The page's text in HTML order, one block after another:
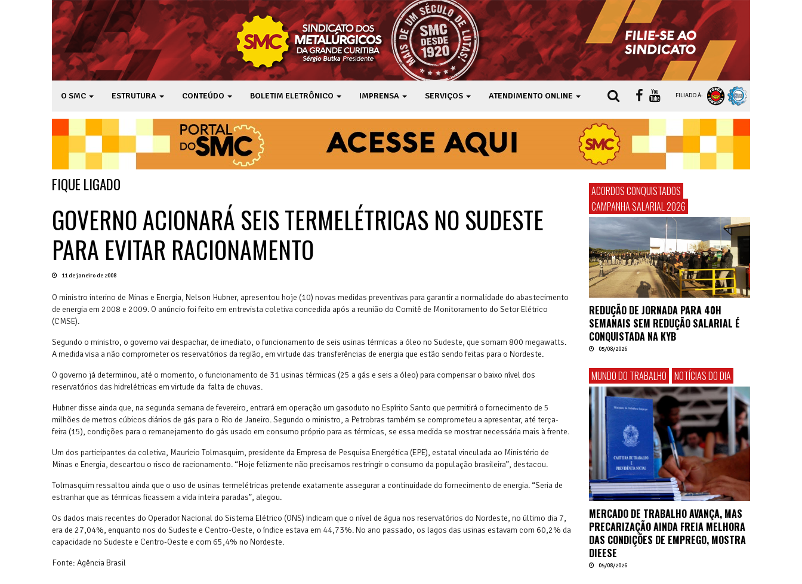
O SMC ESTRUTURA CONTEÚDO BOLETIM ELETRÔNICO IMPRENSA SERVIÇOS ATENDIMENTO ONLINE FILIADO À:
FIQUE LIGADO
GOVERNO ACIONARÁ SEIS TERMELÉTRICAS NO SUDESTE
PARA EVITAR RACIONAMENTO
11 de janeiro de 2008
O ministro interino de Minas e Energia, Nelson Hubner, apresentou hoje (10) novas medidas preventivas para garantir a normalidade do abastecimento
de energia em 2008 e 2009. O anúncio foi feito em entrevista coletiva concedida após a reunião do Comitê de Monitoramento do Setor Elétrico
(CMSE).
Segundo o ministro, o governo vai despachar, de imediato, o funcionamento de seis usinas térmicas a óleo no Sudeste, que somam 800 megawatts.
A medida visa a não comprometer os reservatórios da região, em virtude das transferências de energia que estão sendo feitas para o Nordeste.
O governo já determinou, até o momento, o funcionamento de 31 usinas térmicas (25 a gás e seis a óleo) para compensar o baixo nível dos
reservatórios das hidrelétricas em virtude da falta de chuvas.
Hubner disse ainda que, na segunda semana de fevereiro, entrará em operação um gasoduto no Espírito Santo que permitirá o fornecimento de 5
milhões de metros cúbicos diários de gás para o Rio de Janeiro. Segundo o ministro, a Petrobras também se comprometeu a apresentar, até terça-
feira (15), condições para o remanejamento do gás usado em consumo próprio para as térmicas, se essa medida se mostrar necessária mais à frente.
Um dos participantes da coletiva, Maurício Tolmasquim, presidente da Empresa de Pesquisa Energética (EPE), estatal vinculada ao Ministério de
Minas e Energia, descartou o risco de racionamento. “Hoje felizmente não precisamos restringir o consumo da população brasileira”, destacou.
Tolmasquim ressaltou ainda que o uso de usinas termelétricas pretende exatamente assegurar a continuidade do fornecimento de energia. “Seria de
estranhar que as térmicas ficassem a vida inteira paradas”, alegou.
Os dados mais recentes do Operador Nacional do Sistema Elétrico (ONS) indicam que o nível de água nos reservatórios do Nordeste, no último dia 7,
era de 27,04%, enquanto nos do Sudeste e Centro-Oeste, o índice estava em 44,73%. No ano passado, os lagos das usinas estavam com 60,2% da
capacidade no Sudeste e Centro-Oeste e com 65,4% no Nordeste.
Fonte: Agência Brasil
ACORDOS CONQUISTADOS
CAMPANHA SALARIAL 2026
REDUÇÃO DE JORNADA PARA 40H
SEMANAIS SEM REDUÇÃO SALARIAL É
CONQUISTADA NA KYB
05/08/2026
MUNDO DO TRABALHO NOTÍCIAS DO DIA
MERCADO DE TRABALHO AVANÇA, MAS
PRECARIZAÇÃO AINDA FREIA MELHORA
DAS CONDIÇÕES DE EMPREGO, MOSTRA
DIEESE
05/08/2026